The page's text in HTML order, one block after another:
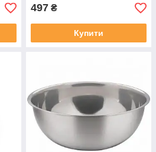
497 ₴
Купити